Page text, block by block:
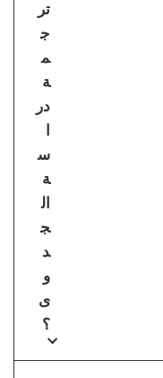
تر
ج
م
ة
در
س
ة
ال
ج
د
و
ى
؟